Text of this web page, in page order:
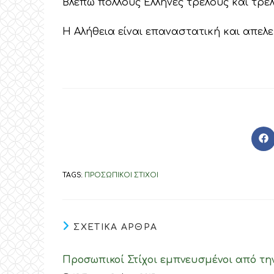
Βλέπω πολλούς Έλληνες τρελούς και
Η Αλήθεια είναι επαναστατική και
in
TAGS: ΠΡΟΣΩΠΙΚΟΙ ΣΤΙΧΟΙ
ΣΧΕΤΙΚΑ ΑΡΘΡΑ
Προσωπικοί Στίχοι εμπνευσμένοι από